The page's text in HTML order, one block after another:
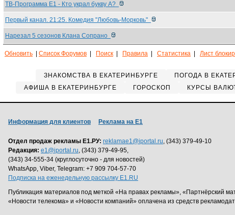
ТВ-Программа Е1 - Кто украл букву А?
Первый канал. 21:25. Комедия "Любовь-Морковь"
Нарезал 5 сезонов Клана Сопрано
Обновить Список Форумов Поиск Правила Статистика Лист
ЗНАКОМСТВА В ЕКАТЕРИНБУРГЕ ПОГОДА В
АФИША В ЕКАТЕРИНБУРГЕ
ГОРОСКОП КУРСЫ
Информация для клиентов Реклама на Е1
Отдел продаж рекламы Е1.РУ: reklamae1@iportal.ru, (343) 379-49-10
Редакция: e1@iportal.ru, (343) 379-49-95,
(343) 34-555-34 (круглосуточно - для новостей)
WhatsApp, Viber, Telegram: +7 909 704-57-70
Подписка на еженедельную рассылку E1.RU
Публикация материалов под меткой «На правах рекламы», «Партнёрский
«Новости телекома» и «Новости компаний» оплачена из средств